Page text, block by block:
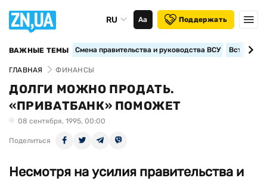
RU Аа Поддержать
ВАЖНЫЕ ТЕМЫ Смена правительства и руководства ВСУ
ГЛАВНАЯ ФИНАНСЫ
ДОЛГИ МОЖНО ПРОДАТЬ.
«ПРИВАТБАНК» ПОМОЖЕТ
08 сентября, 1995, 00:00
Поделиться
Несмотря на усилия правительства и